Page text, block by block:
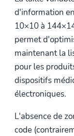
d'information
10×10 à
permet
maintenant la
pour les
dispositifs
électroniques.
L'absence de
code